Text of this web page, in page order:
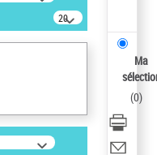
20
résultats/page
Ma
(0)